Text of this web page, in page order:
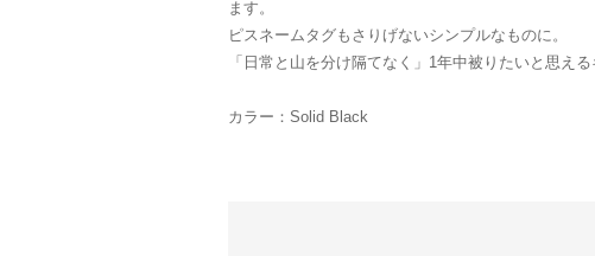
ます。
ピスネームタグもさりげないシンプルなものに。
「日常と山を分け隔てなく」1年中被りたいと思える
カラー：Solid Black